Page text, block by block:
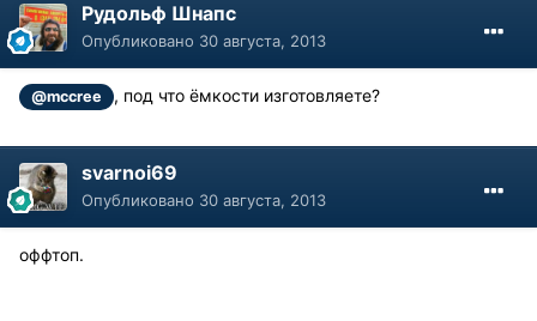
Рудольф Шнапс
Опубликовано 30 августа, 2013
@mccree , под что ёмкости изготовляете?
svarnoi69
Опубликовано 30 августа, 2013
оффтоп.